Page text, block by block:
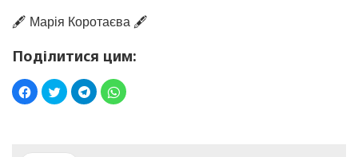
🖋️ Марія Коротаєва 🖋️
Поділитися цим: